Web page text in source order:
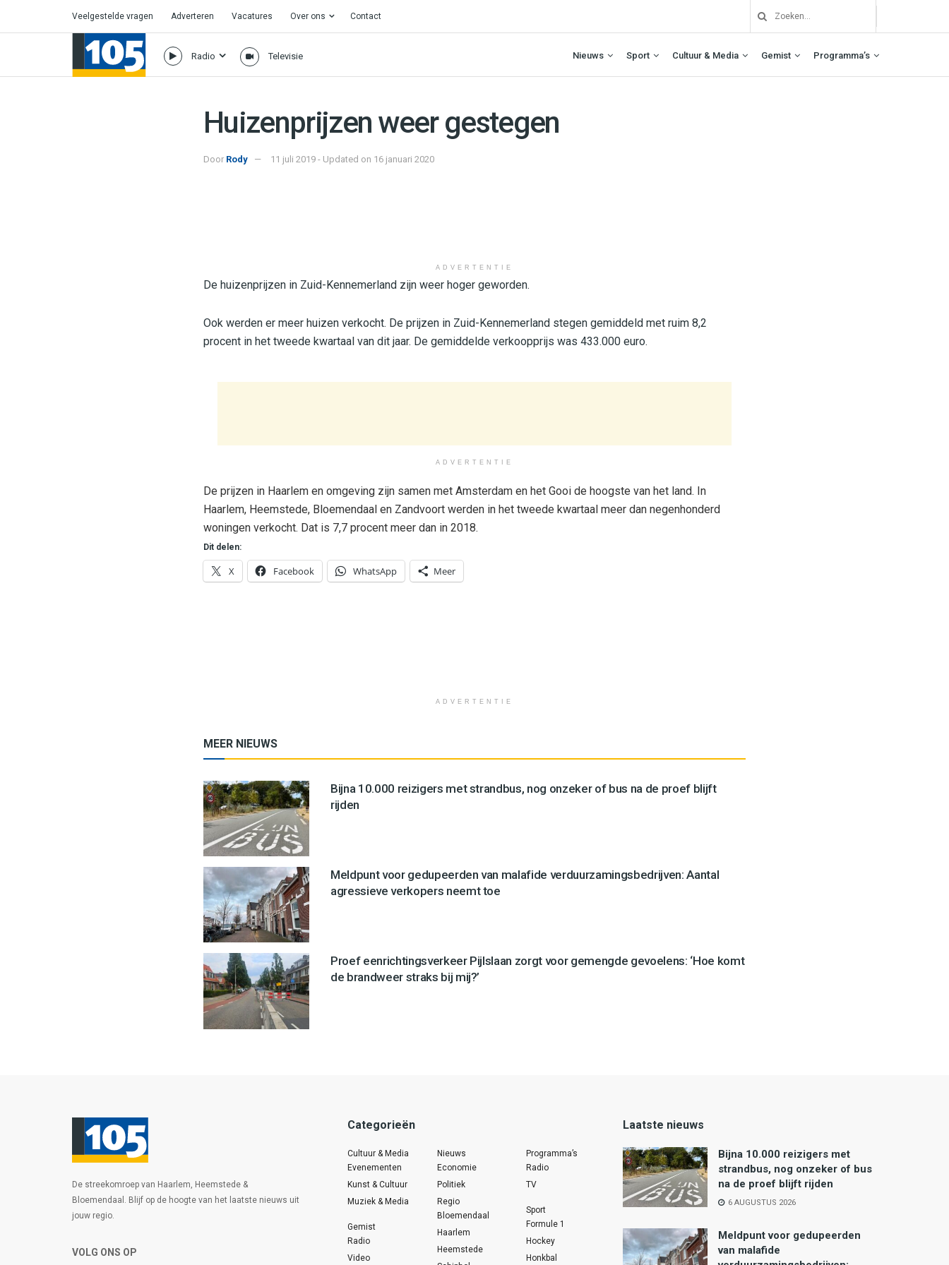
Veelgestelde vragen Adverteren Vacatures Over ons Contact
Radio Televisie Nieuws Sport Cultuur & Media Gemist Programma’s
Huizenprijzen weer gestegen
Door Rody 11 juli 2019 - Updated on 16 januari 2020
ADVERTENTIE
De huizenprijzen in Zuid-Kennemerland zijn weer hoger geworden.
Ook werden er meer huizen verkocht. De prijzen in Zuid-Kennemerland stegen gemiddeld met ruim 8,2
procent in het tweede kwartaal van dit jaar. De gemiddelde verkoopprijs was 433.000 euro.
ADVERTENTIE
De prijzen in Haarlem en omgeving zijn samen met Amsterdam en het Gooi de hoogste van het land. In
Haarlem, Heemstede, Bloemendaal en Zandvoort werden in het tweede kwartaal meer dan negenhonderd
woningen verkocht. Dat is 7,7 procent meer dan in 2018.
Dit delen:
X Facebook WhatsApp Meer
ADVERTENTIE
MEER NIEUWS
Bijna 10.000 reizigers met strandbus, nog onzeker of bus na de proef blijft
rijden
Meldpunt voor gedupeerden van malafide verduurzamingsbedrijven: Aantal
agressieve verkopers neemt toe
Proef eenrichtingsverkeer Pijlslaan zorgt voor gemengde gevoelens: ‘Hoe komt
de brandweer straks bij mij?’
De streekomroep van Haarlem, Heemstede &
Bloemendaal. Blijf op de hoogte van het laatste nieuws uit
jouw regio.
VOLG ONS OP
Categorieën
Cultuur & Media
Evenementen
Kunst & Cultuur
Muziek & Media
Gemist
Radio
Video
Nieuws
Economie
Politiek
Regio
Bloemendaal
Haarlem
Heemstede
Programma’s
Radio
TV
Sport
Formule 1
Hockey
Honkbal
Laatste nieuws
Bijna 10.000 reizigers met
strandbus, nog onzeker of bus
na de proef blijft rijden
6 AUGUSTUS 2026
Meldpunt voor gedupeerden
van malafide